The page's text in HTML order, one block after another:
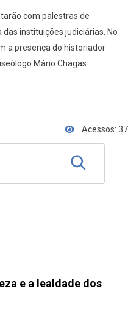
com palestras de
instituições judiciárias. No
a presença do historiador
Mário Chagas.
Acessos: 37
e a lealdade dos